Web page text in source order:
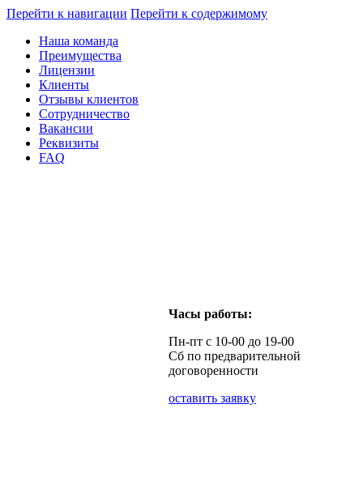
Перейти к навигации Перейти к содержимому
Наша команда
Преимущества
Лицензии
Клиенты
Отзывы клиентов
Сотрудничество
Вакансии
Реквизиты
FAQ
Часы работы:
Пн-пт с 10-00 до 19-00
Сб по предварительной
договоренности
оставить заявку